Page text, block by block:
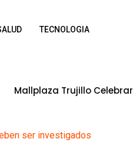
TECNOLOGIA
Celebrará El Día Del
ser investigados